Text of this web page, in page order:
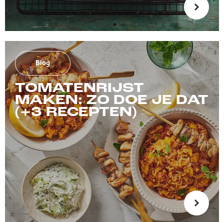
Blog
TOMATENRIJST
MAKEN: ZO DOE JE DAT
(+3 RECEPTEN)